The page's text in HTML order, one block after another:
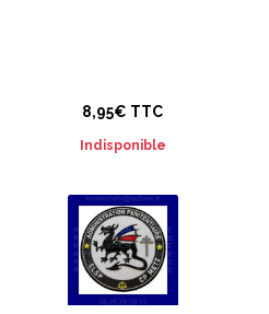
8,95€ TTC
Indisponible